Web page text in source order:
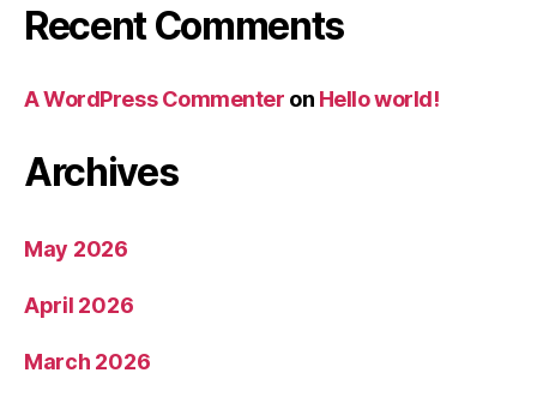
Recent Comments
A WordPress Commenter on Hello world!
Archives
May 2026
April 2026
March 2026